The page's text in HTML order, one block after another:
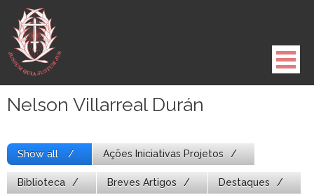
para
conteúdo
Nelson Villarreal Durán
Show all Ações Iniciativas Projetos
Biblioteca Breves Artigos Destaques